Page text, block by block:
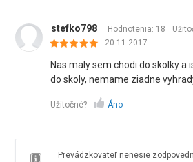
stefko798 Hodnotenia: 18
20.11.2017
Nas maly sem chodi do skolky a
do skoly, nemame ziadne
Užitočné? Áno
Prevádzkovateľ nenesie